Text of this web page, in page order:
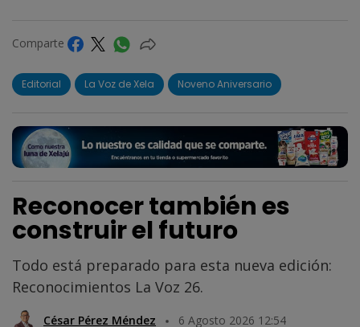
Comparte
Editorial La Voz de Xela Noveno Aniversario
Reconocer también es
construir el futuro
Todo está preparado para esta nueva edición:
Reconocimientos La Voz 26.
César Pérez Méndez 6 Agosto 2026 12:54